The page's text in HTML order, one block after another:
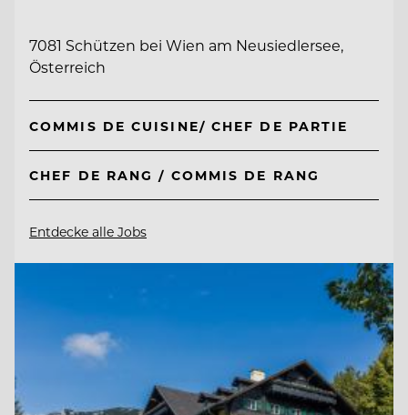
7081 Schützen bei Wien am Neusiedlersee,
Österreich
COMMIS DE CUISINE/ CHEF DE PARTIE
CHEF DE RANG / COMMIS DE RANG
Entdecke alle Jobs